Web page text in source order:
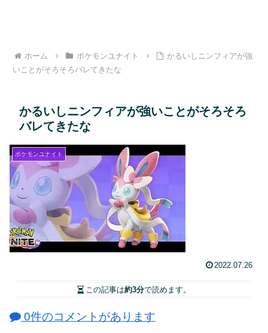
ホーム ポケモンユナイト
かるいしニンフィアが強
いことがそろそろバレてきたな
かるいしニンフィアが強いことがそろそろ
バレてきたな
ポケモンユナイト
2022.07.26
この記事は約3分で読めます。
0件のコメントがあります